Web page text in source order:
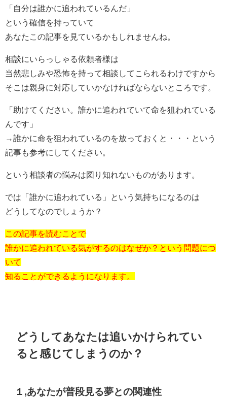
「自分は誰かに追われているんだ」
という確信を持っていて
あなたこの記事を見ているかもしれませんね。
相談にいらっしゃる依頼者様は
当然悲しみや恐怖を持って相談してこられるわけですから
そこは親身に対応していかなければならないところです。
「助けてください。誰かに追われていて命を狙われている
んです」
→誰かに命を狙われているのを放っておくと・・・という
記事も参考にしてください。
という相談者の悩みは図り知れないものがあります。
では「誰かに追われている」という気持ちになるのは
どうしてなのでしょうか？
この記事を読むことで
誰かに追われている気がするのはなぜか？という問題につ
いて
知ることができるようになります。
どうしてあなたは追いかけられてい
ると感じてしまうのか？
１,あなたが普段見る夢との関連性